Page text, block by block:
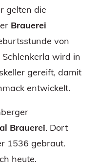
gelten die
Brauerei
von
Schlenkerla wird in
gereift, damit
entwickelt.
Brauerei. Dort
1536 gebraut.
heute.